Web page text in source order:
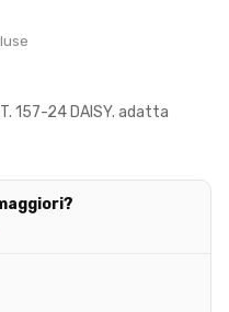
157-24 DAISY. adatta